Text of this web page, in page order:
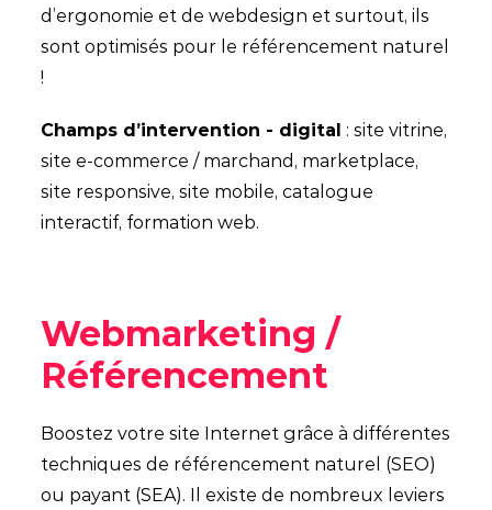
d’ergonomie et de webdesign et surtout, ils
sont optimisés pour le référencement naturel
!
Champs d’intervention - digital : site vitrine,
site e-commerce / marchand, marketplace,
site responsive, site mobile, catalogue
interactif, formation web.
Webmarketing /
Référencement
Boostez votre site Internet grâce à différentes
techniques de référencement naturel (SEO)
ou payant (SEA). Il existe de nombreux leviers